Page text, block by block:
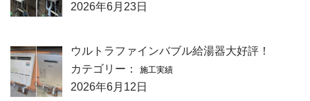
2026年6月23日
ウルトラファインバブル給湯器大好評！
カテゴリー：
施工実績
2026年6月12日